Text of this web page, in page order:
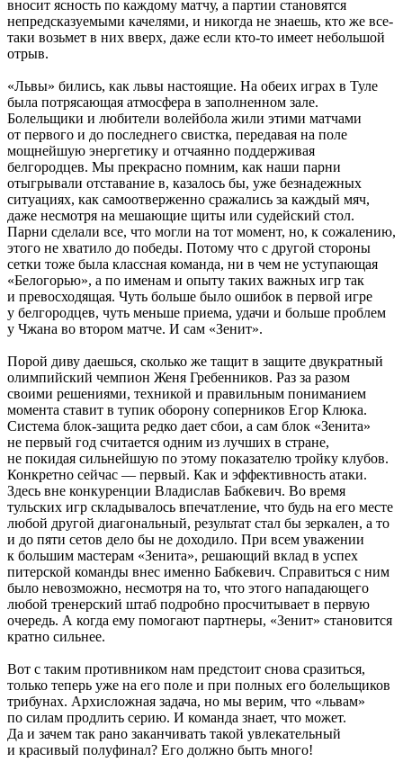
вносит ясность по каждому матчу, а партии становятся
непредсказуемыми качелями, и никогда не знаешь, кто же все-
таки возьмет в них вверх, даже если кто-то имеет небольшой
отрыв.
«Львы» бились, как львы настоящие. На обеих играх в Туле
была потрясающая атмосфера в заполненном зале.
Болельщики и любители волейбола жили этими матчами
от первого и до последнего свистка, передавая на поле
мощнейшую энергетику и отчаянно поддерживая
белгородцев. Мы прекрасно помним, как наши парни
отыгрывали отставание в, казалось бы, уже безнадежных
ситуациях, как самоотверженно сражались за каждый мяч,
даже несмотря на мешающие щиты или судейский стол.
Парни сделали все, что могли на тот момент, но, к сожалению,
этого не хватило до победы. Потому что с другой стороны
сетки тоже была классная команда, ни в чем не уступающая
«Белогорью», а по именам и опыту таких важных игр так
и превосходящая. Чуть больше было ошибок в первой игре
у белгородцев, чуть меньше приема, удачи и больше проблем
у Чжана во втором матче. И сам «Зенит».
Порой диву даешься, сколько же тащит в защите двукратный
олимпийский чемпион Женя Гребенников. Раз за разом
своими решениями, техникой и правильным пониманием
момента ставит в тупик оборону соперников Егор Клюка.
Система блок-защита редко дает сбои, а сам блок «Зенита»
не первый год считается одним из лучших в стране,
не покидая сильнейшую по этому показателю тройку клубов.
Конкретно сейчас — первый. Как и эффективность атаки.
Здесь вне конкуренции Владислав Бабкевич. Во время
тульских игр складывалось впечатление, что будь на его месте
любой другой диагональный, результат стал бы зеркален, а то
и до пяти сетов дело бы не доходило. При всем уважении
к большим мастерам «Зенита», решающий вклад в успех
питерской команды внес именно Бабкевич. Справиться с ним
было невозможно, несмотря на то, что этого нападающего
любой тренерский штаб подробно просчитывает в первую
очередь. А когда ему помогают партнеры, «Зенит» становится
кратно сильнее.
Вот с таким противником нам предстоит снова сразиться,
только теперь уже на его поле и при полных его болельщиков
трибунах. Архисложная задача, но мы верим, что «львам»
по силам продлить серию. И команда знает, что может.
Да и зачем так рано заканчивать такой увлекательный
и красивый полуфинал? Его должно быть много!